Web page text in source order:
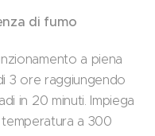
di fumo
a piena
3 ore raggiungendo
in 20 minuti. Impiega
temperatura a 300